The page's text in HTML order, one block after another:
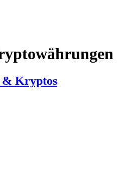
& Kryptos